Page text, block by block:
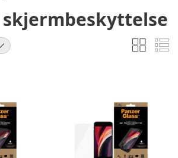
skjermbeskyttelse
Vise
som